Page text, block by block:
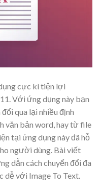
cực kì tiện lợi
Với ứng dụng này bạn
qua lại nhiều định
văn bản word, hay từ file
tại ứng dụng này đã hỗ
người dùng. Bài viết
dẫn cách chuyển đổi đa
dễ với Image To Text.